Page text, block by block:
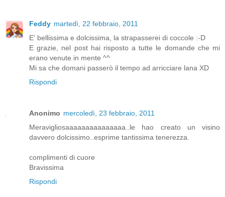
Feddy martedì, 22 febbraio, 2011
E' bellissima e dolcissima, la strapasserei di coccole :-D
E grazie, nel post hai risposto a tutte le domande che mi
erano venute in mente ^^
Mi sa che domani passerò il tempo ad arricciare lana XD
Rispondi
Anonimo mercoledì, 23 febbraio, 2011
Meravigliosaaaaaaaaaaaaaaa..le hao creato un visino
davvero dolcissimo..esprime tantissima tenerezza.
complimenti di cuore
Bravissima
Rispondi